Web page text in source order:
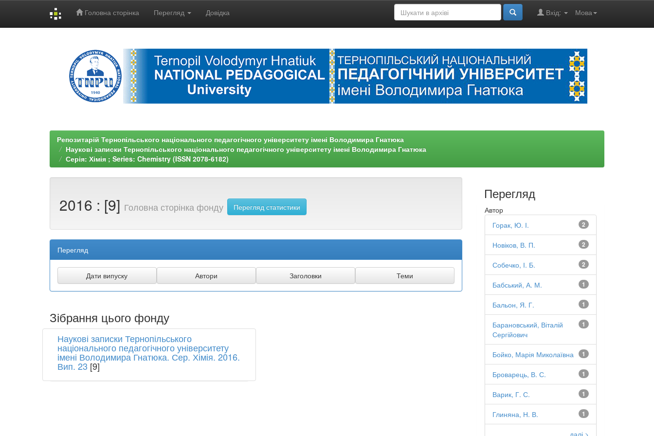
Головна сторінка Перегляд Довідка Мова
Вхід:
Репозитарій Тернопільського національного педагогічного університету імені Володимира Гнатюка
Наукові записки Тернопільського національного педагогічного університету імені Володимира Гнатюка
Серія: Хімія ; Series: Chemistry (ISSN 2078-6182)
2016 : [9] Головна сторінка фонду Перегляд статистики
Перегляд
Зібрання цього фонду
Наукові записки Тернопільського
національного педагогічного університету
імені Володимира Гнатюка. Сер. Хімія. 2016.
Вип. 23 [9]
Перегляд
Автор
2
Горак, Ю. І.
2
Новіков, В. П.
2
Собечко, І. Б.
1
Бабський, А. М.
1
Бальон, Я. Г.
1
Барановський, Віталій
Сергійович
1
Бойко, Марія Миколаївна
1
Броварець, В. С.
1
Варик, Г. С.
1
Глиняна, Н. В.
далі >